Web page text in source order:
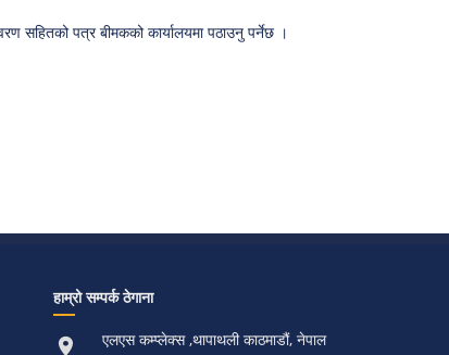
सहितको पत्र बीमकको कार्यालयमा पठाउनु पर्नेछ ।
हाम्रो सम्पर्क ठेगाना
एलएस कम्प्लेक्स ,थापाथली काठमाडौं, नेपाल